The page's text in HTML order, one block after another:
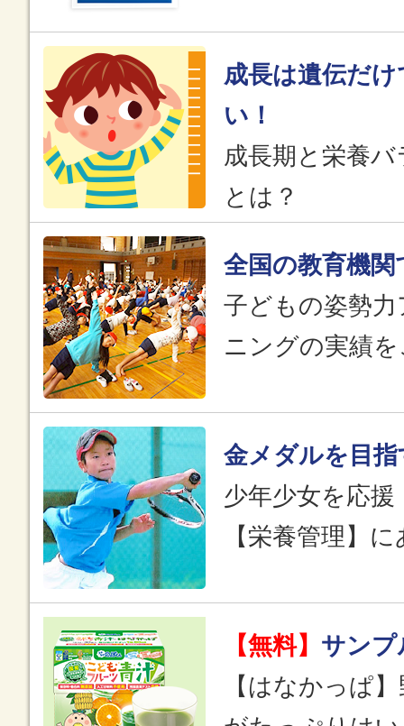
成長は遺伝だ
い！
成長期と栄養
とは？
全国の教育機関
子どもの姿勢
ニングの実績
金メダルを目指
少年少女を応
【栄養管理】
【無料】 サンプ
【はなかっぱ